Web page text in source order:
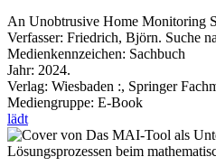
An Unobtrusive Home Monitoring
Verfasser: Friedrich, Björn. Suche
Medienkennzeichen: Sachbuch
Jahr: 2024.
Verlag: Wiesbaden :, Springer
Mediengruppe: E-Book
lädt